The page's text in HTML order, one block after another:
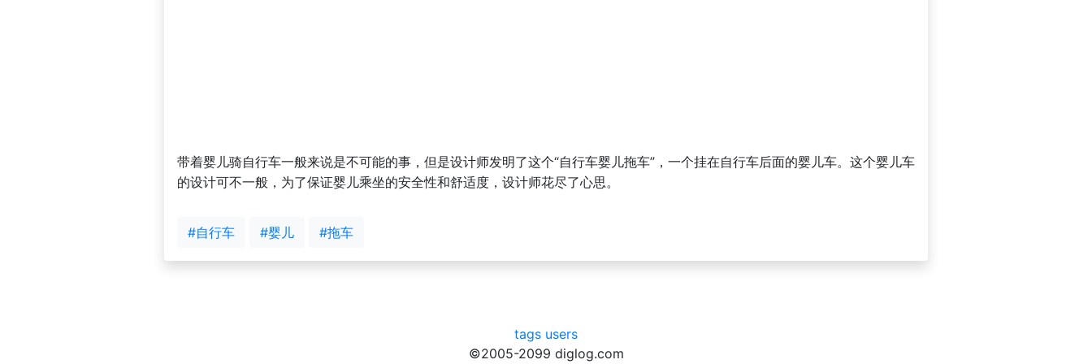
带着婴儿骑自行车一般来说是不可能的事，但是设计师发明了这个“自行车婴儿拖车”，一个挂在自行车后面的婴儿车。这个婴儿车
的设计可不一般，为了保证婴儿乘坐的安全性和舒适度，设计师花尽了心思。
#自行车 #婴儿 #拖车
tags users
©2005-2099 diglog.com